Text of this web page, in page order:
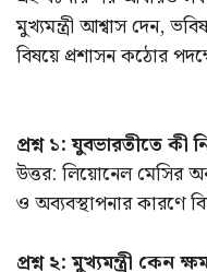
মুখ্যমন্ত্রী আশ্বাস দেন,
বিষয়ে প্রশাসন কঠোর
প্রশ্ন ১: যুবভারতীতে কী
উত্তর: লিয়োনেল মেসির
ও অব্যবস্থাপনার কারণে
প্রশ্ন ২: মুখ্যমন্ত্রী কেন